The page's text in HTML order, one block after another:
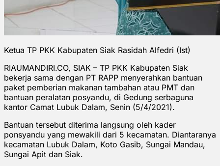
Ketua TP PKK Kabupaten Siak Rasidah Alfedri (Ist)
RIAUMANDIRI.CO, SIAK – TP PKK Kabupaten Siak
bekerja sama dengan PT RAPP menyerahkan bantuan
paket pemberian makanan tambahan atau PMT dan
bantuan peralatan posyandu, di Gedung serbaguna
kantor Camat Lubuk Dalam, Senin (5/4/2021).
Bantuan tersebut diterima langsung oleh kader
ponsyandu yang mewakili dari 5 kecamatan. Diantaranya
kecamatan Lubuk Dalam, Koto Gasib, Sungai Mandau,
Sungai Apit dan Siak.